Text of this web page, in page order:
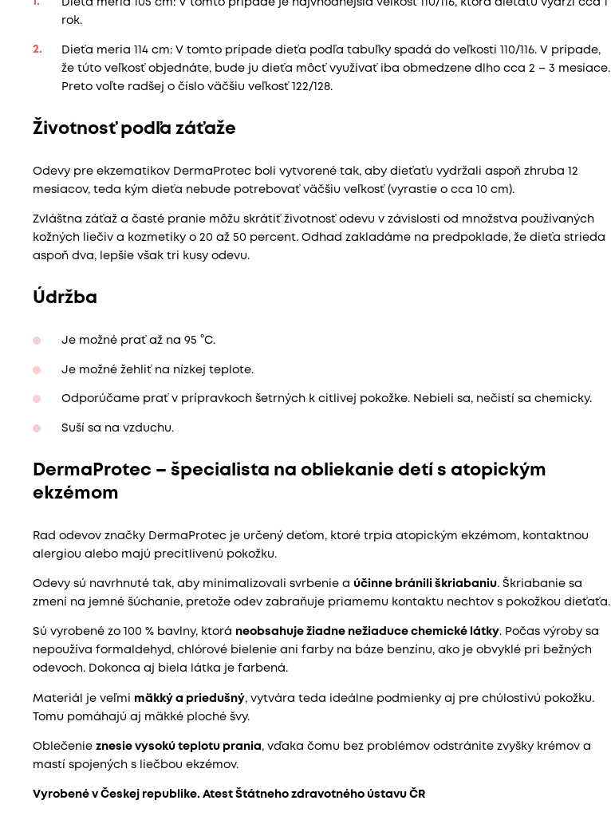
Dieťa meria 105 cm: V tomto prípade je najvhodnejšia veľkosť 110/116, ktorá dieťaťu vydrží cca 1
rok.
Dieťa meria 114 cm: V tomto prípade dieťa podľa tabuľky spadá do veľkosti 110/116. V prípade,
že túto veľkosť objednáte, bude ju dieťa môcť využívať iba obmedzene dlho cca 2 – 3 mesiace.
Preto voľte radšej o číslo väčšiu veľkosť 122/128.
Životnosť podľa záťaže
Odevy pre ekzematikov DermaProtec boli vytvorené tak, aby dieťaťu vydržali aspoň zhruba 12
mesiacov, teda kým dieťa nebude potrebovať väčšiu veľkosť (vyrastie o cca 10 cm).
Zvláštna záťaž a časté pranie môžu skrátiť životnosť odevu v závislosti od množstva používaných
kožných liečiv a kozmetiky o 20 až 50 percent. Odhad zakladáme na predpoklade, že dieťa strieda
aspoň dva, lepšie však tri kusy odevu.
Údržba
Je možné prať až na 95 °C.
Je možné žehliť na nízkej teplote.
Odporúčame prať v prípravkoch šetrných k citlivej pokožke. Nebieli sa, nečistí sa chemicky.
Suší sa na vzduchu.
DermaProtec – špecialista na obliekanie detí s atopickým
ekzémom
Rad odevov značky DermaProtec je určený deťom, ktoré trpia atopickým ekzémom, kontaktnou
alergiou alebo majú precitlivenú pokožku.
Odevy sú navrhnuté tak, aby minimalizovali svrbenie a účinne bránili škriabaniu. Škriabanie sa
zmení na jemné šúchanie, pretože odev zabraňuje priamemu kontaktu nechtov s pokožkou dieťaťa.
Sú vyrobené zo 100 % bavlny, ktorá neobsahuje žiadne nežiaduce chemické látky. Počas výroby sa
nepoužíva formaldehyd, chlórové bielenie ani farby na báze benzínu, ako je obvyklé pri bežných
odevoch. Dokonca aj biela látka je farbená.
Materiál je veľmi mäkký a priedušný, vytvára teda ideálne podmienky aj pre chúlostivú pokožku.
Tomu pomáhajú aj mäkké ploché švy.
Oblečenie znesie vysokú teplotu prania , vďaka čomu bez problémov odstránite zvyšky krémov a
mastí spojených s liečbou ekzémov.
Vyrobené v Českej republike. Atest Štátneho zdravotného ústavu ČR